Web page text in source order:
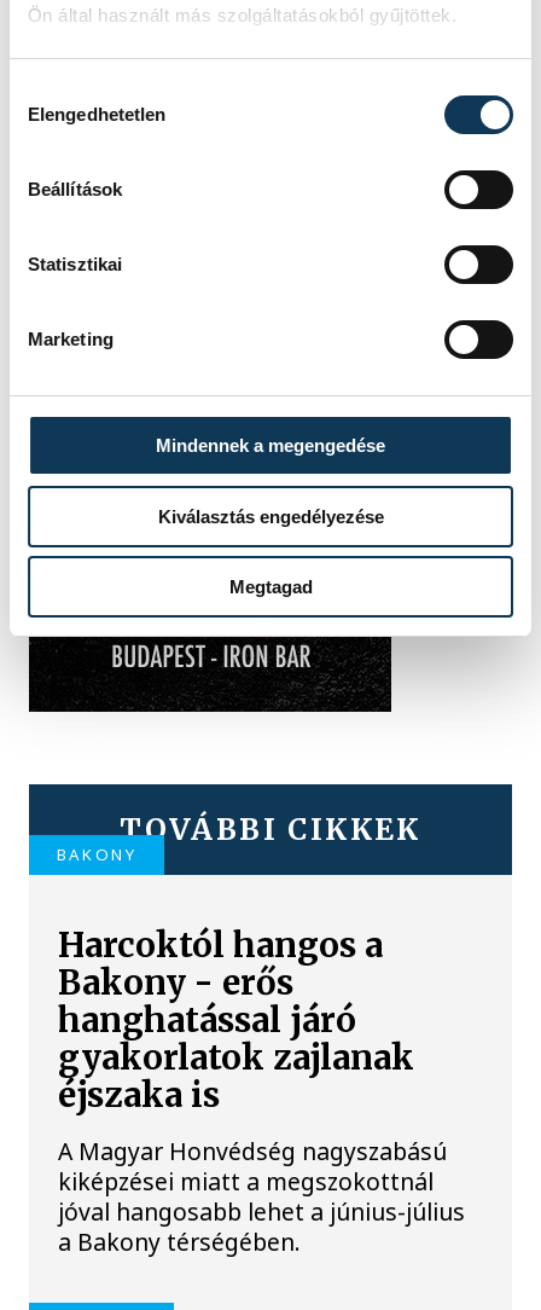
Ön által használt más szolgáltatásokból gyűjtöttek.
Elengedhetetlen
Beállítások
Statisztikai
Marketing
Mindennek a megengedése
Kiválasztás engedélyezése
Megtagad
TOVÁBBI CIKKEK
BAKONY
Harcoktól hangos a
Bakony - erős
hanghatással járó
gyakorlatok zajlanak
éjszaka is
A Magyar Honvédség nagyszabású
kiképzései miatt a megszokottnál
jóval hangosabb lehet a június-július
a Bakony térségében.